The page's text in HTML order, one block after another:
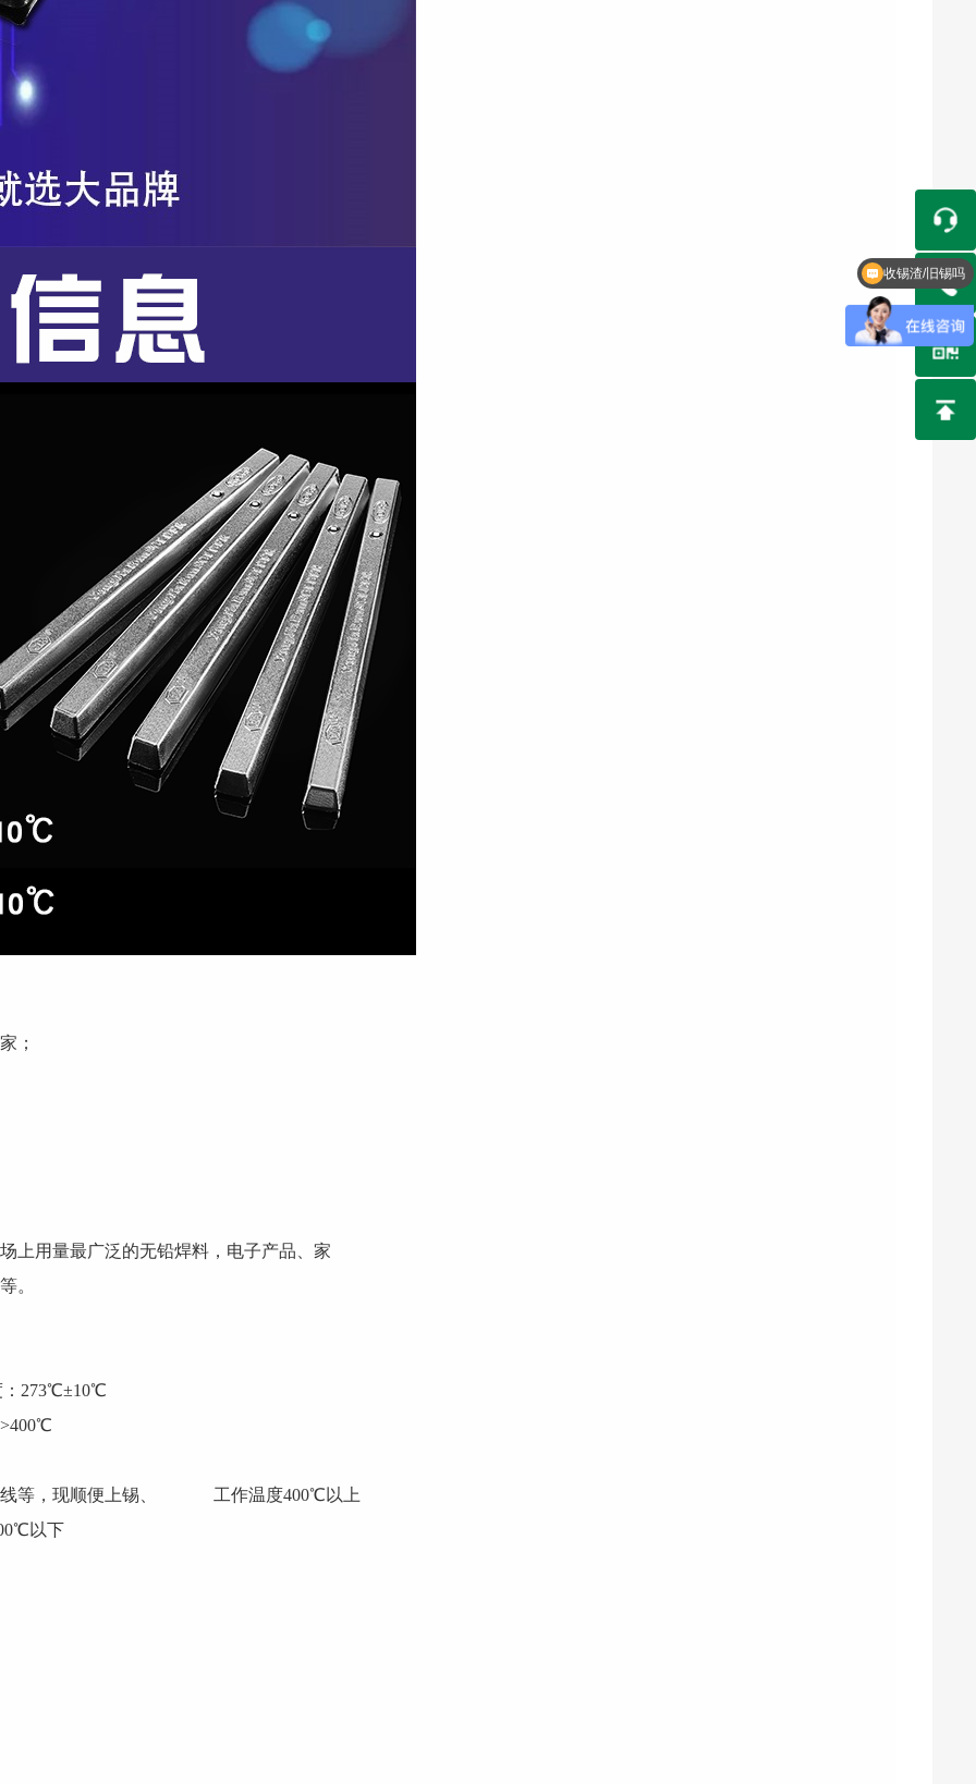
；
上用量最广泛的无铅焊料，电子产品、家
。
：273℃±10℃
包线等，现顺便上锡、 工作温度400℃以上
以下
收锡渣/旧锡吗